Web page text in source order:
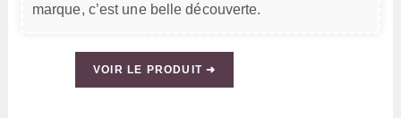
marque, c’est une belle découverte.
VOIR LE PRODUIT ➜